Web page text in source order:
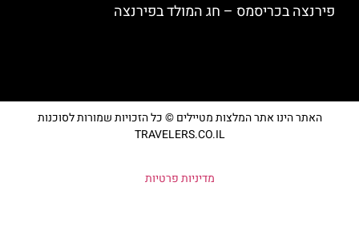
פירנצה בכריסמס – חג המולד בפירנצה
האתר הינו אתר המלצות מטיילים © כל הזכויות שמורות לסוכנות
TRAVELERS.CO.IL
מדיניות פרטיות